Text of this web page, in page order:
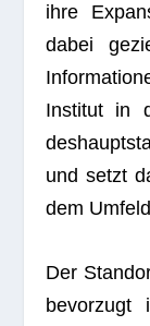
ihre
dabei
Insti­tut in
und setzt
dem
Der
bevor­zugt